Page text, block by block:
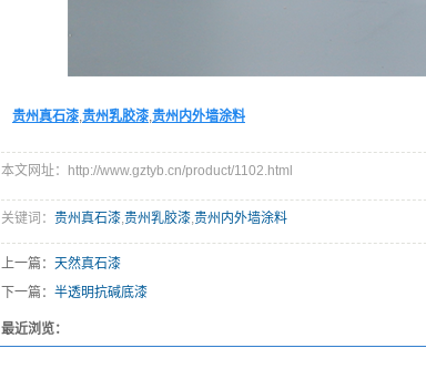
贵州真石漆,贵州乳胶漆,贵州内外墙涂料
本文网址：http://www.gztyb.cn/product/1102.html
关键词： 贵州真石漆,贵州乳胶漆,贵州内外墙涂料
上一篇： 天然真石漆
下一篇： 半透明抗碱底漆
最近浏览：